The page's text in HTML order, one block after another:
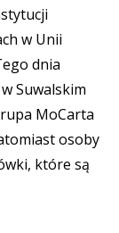
w Unii
dnia
Suwalskim
MoCarta
osoby
które są